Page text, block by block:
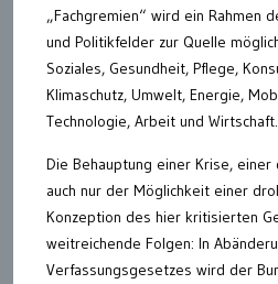
„Fachgremien“ wird ein Rahmen
und Politikfelder zur Quelle
Soziales, Gesundheit, Pflege,
Klimaschutz, Umwelt, Energie,
Technologie, Arbeit und Wirtschaft.
Die Behauptung einer Krise,
auch nur der Möglichkeit einer
Konzeption des hier kritisierten
weitreichende Folgen: In
Verfassungsgesetzes wird der